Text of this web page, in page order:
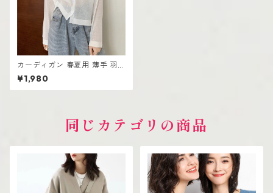
カーディガン 春夏用 薄手 羽織
り レディース 無地 UVカット
可愛い
¥1,980
同じカテゴリの商品